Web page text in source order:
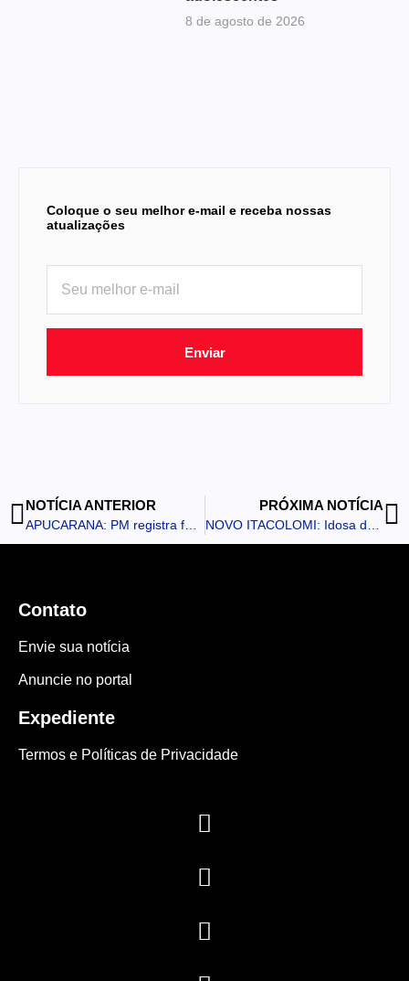
8 de agosto de 2026
Coloque o seu melhor e-mail e receba nossas
atualizações
Enviar
NOTÍCIA ANTERIOR PRÓXIMA NOTÍCIA
Contato
Envie sua notícia
Anuncie no portal
Expediente
Termos e Políticas de Privacidade